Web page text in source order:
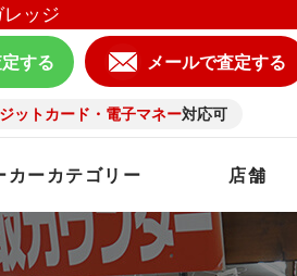
ッジ
する メールで査定する
ットカード・電子マネー対応可
カーカテゴリー 店舗